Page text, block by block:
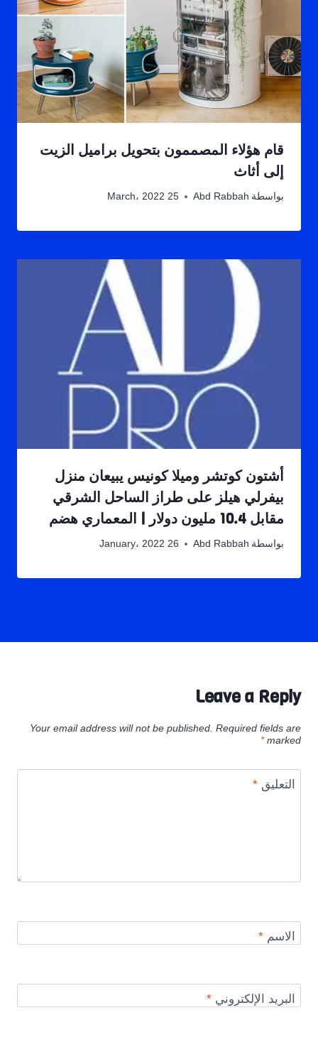
قام هؤلاء المصممون بتحويل براميل الزيت
إلى أثاث
بواسطة Abd Rabbah 25 March، 2022
أشتون كوتشر وميلا كونيس يبيعان منزل
بيفرلي هيلز على طراز الساحل الشرقي
مقابل 10.4 مليون دولار | المعماري هضم
بواسطة Abd Rabbah 26 January، 2022
Leave a Reply
Your email address will not be published. Required fields are
marked
*
التعليق*
الاسم*
البريد الإلكتروني*